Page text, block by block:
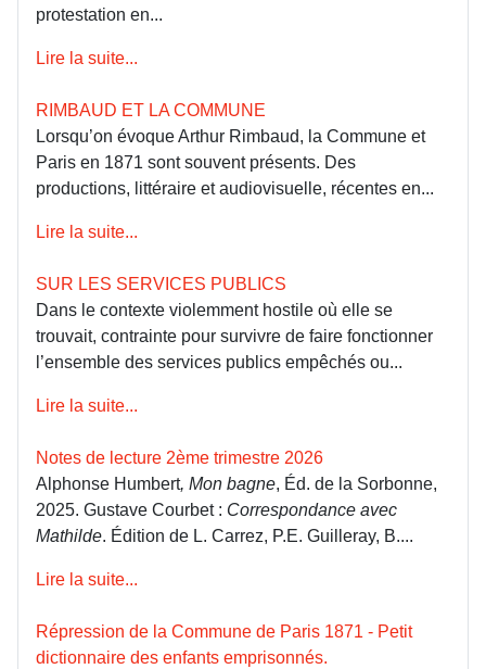
protestation en...
Lire la suite...
RIMBAUD ET LA COMMUNE
Lorsqu’on évoque Arthur Rimbaud, la Commune et
Paris en 1871 sont souvent présents. Des
productions, littéraire et audiovisuelle, récentes en...
Lire la suite...
SUR LES SERVICES PUBLICS
Dans le contexte violemment hostile où elle se
trouvait, contrainte pour survivre de faire fonctionner
l’ensemble des services publics empêchés ou...
Lire la suite...
Notes de lecture 2ème trimestre 2026
Alphonse Humbert, Mon bagne, Éd. de la Sorbonne,
2025. Gustave Courbet : Correspondance avec
Mathilde. Édition de L. Carrez, P.E. Guilleray, B....
Lire la suite...
Répression de la Commune de Paris 1871 - Petit
dictionnaire des enfants emprisonnés.